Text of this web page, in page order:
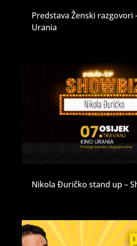
Predstava Ženski razgovori
Urania
Nikola Đuričko stand up –